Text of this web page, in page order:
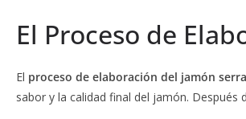
El Proceso de
El proceso de elaboración del jamón
sabor y la calidad final del jamón.